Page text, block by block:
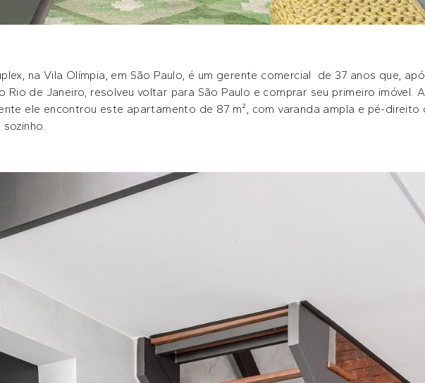
na Vila Olímpia, em São Paulo, é um gerente comercial de 37 anos que,
de Janeiro, resolveu voltar para São Paulo e comprar seu primeiro imóvel.
ele encontrou este apartamento de 87 m², com varanda ampla e pé-direito